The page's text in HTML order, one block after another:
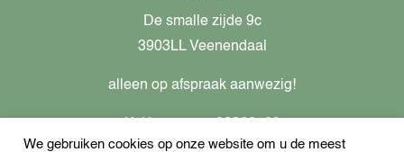
De smalle zijde 9c
3903LL Veenendaal
alleen op afspraak aanwezig!
We gebruiken cookies op onze website om u de meest